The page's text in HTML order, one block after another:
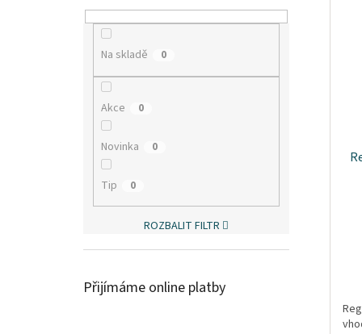
Na skladě 0
Akce 0
Novinka 0
Tip 0
ROZBALIT FILTR
Přijímáme online platby